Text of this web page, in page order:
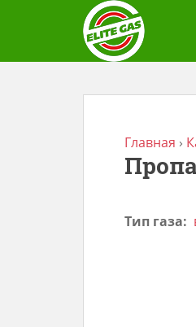
Главная ›
Тип газа: